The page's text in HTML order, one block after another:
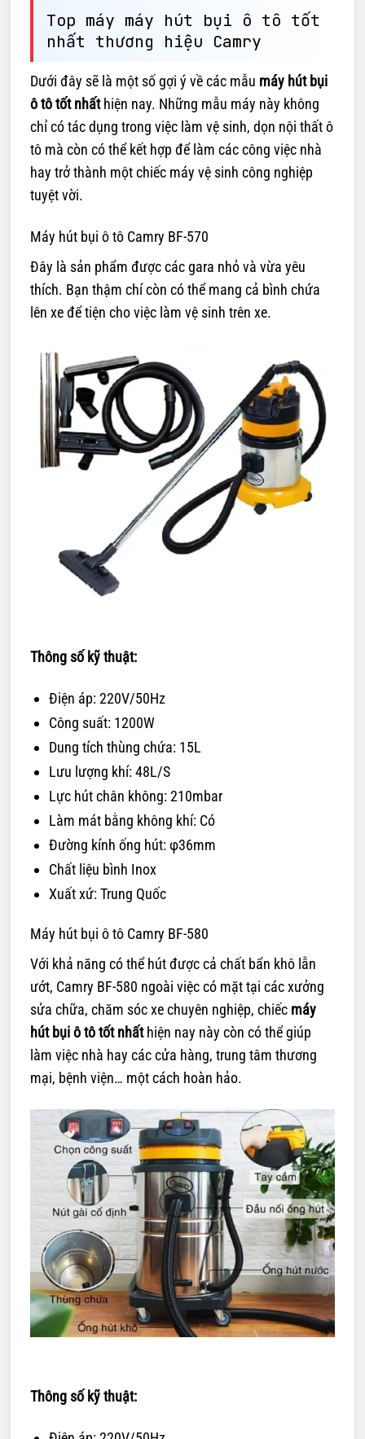
Top máy máy hút bụi ô tô tốt
nhất thương hiệu Camry
Dưới đây sẽ là một số gợi ý về các mẫu máy hút bụi
ô tô tốt nhấthiện nay. Những mẫu máy này không
chỉ có tác dụng trong việc làm vệ sinh, dọn nội thất ô
tô mà còn có thể kết hợp để làm các công việc nhà
hay trở thành một chiếc máy vệ sinh công nghiệp
tuyệt vời.
Máy hút bụi ô tô Camry BF-570
Đây là sản phẩm được các gara nhỏ và vừa yêu
thích. Bạn thậm chí còn có thể mang cả bình chứa
lên xe để tiện cho việc làm vệ sinh trên xe.
Thông số kỹ thuật:
Điện áp: 220V/50Hz
Công suất: 1200W
Dung tích thùng chứa: 15L
Lưu lượng khí: 48L/S
Lực hút chân không: 210mbar
Làm mát bằng không khí: Có
Đường kính ống hút: φ36mm
Chất liệu bình Inox
Xuất xứ: Trung Quốc
Máy hút bụi ô tô Camry BF-580
Với khả năng có thể hút được cả chất bẩn khô lẫn
ướt, Camry BF-580 ngoài việc có mặt tại các xưởng
sửa chữa, chăm sóc xe chuyên nghiệp, chiếc máy
hút bụi ô tô tốt nhấthiện nay này còn có thể giúp
làm việc nhà hay các cửa hàng, trung tâm thương
mại, bệnh viện… một cách hoàn hảo.
Thông số kỹ thuật: